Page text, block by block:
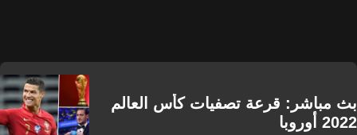
بث مباشر: قرعة تصفيات كأس العالم
2022 أوروبا